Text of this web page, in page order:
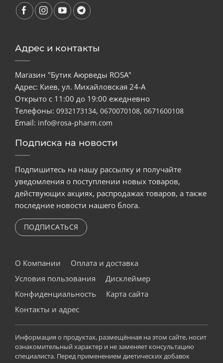
Адрес и контакты
Магазин "Бутик Аюрведы ROSA"
Адрес: Киев, ул. Михайловская 24-А
Открыто с 11:00 до 19:00 ежедневно
Телефоны: 0932173134, 0670070108, 0671600108
Email: info@rosa-pharm.com
Подписка на новости
Подпишитесь на нашу рассылку и получайте
уведомления о поступлении новых товаров,
действующих акциях, распродажах товаров, а также
последние новости нашего блога.
ПОДПИСАТЬСЯ
О Компании
Оплата и доставка
Условия пользования
Дисклеймер
Конфиденциальность
Карта сайта
Контакты и адрес
Информация о продуктах, размещённая на этом сайте, носит
ознакомительный характер и не заменяет консультацию
специалиста. Перед применением диетических добавок